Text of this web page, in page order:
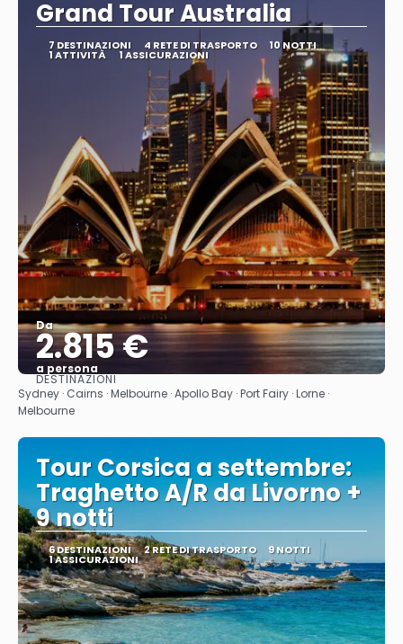
Grand Tour Australia
7 DESTINAZIONI 4 RETE DI TRASPORTO 10 NOTTI
1 ATTIVITÀ 1 ASSICURAZIONI
Da
2.815 €
a persona
Vedere
DESTINAZIONI
Sydney · Cairns · Melbourne · Apollo Bay · Port Fairy · Lorne ·
Melbourne
Tour Corsica a settembre:
Traghetto A/R da Livorno +
9 notti
6 DESTINAZIONI 2 RETE DI TRASPORTO 9 NOTTI
1 ASSICURAZIONI